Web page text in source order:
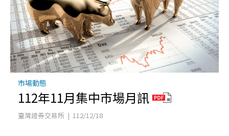
市場動態
112年11月集中市場月訊
臺灣證券交易所 | 112/12/18